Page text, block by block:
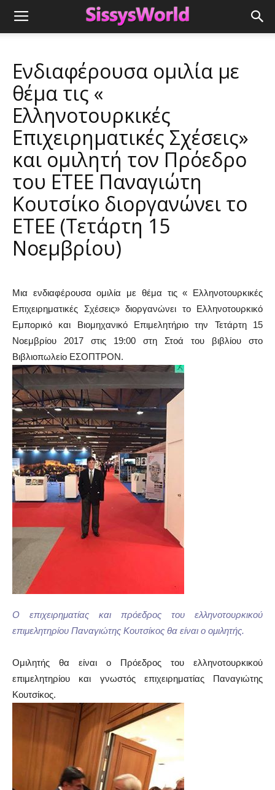
Ενδιαφέρουσα ομιλία με
θέμα τις «
Ελληνοτουρκικές
Επιχειρηματικές Σχέσεις»
και ομιλητή τον Πρόεδρο
του ΕΤΕΕ Παναγιώτη
Κουτσίκο διοργανώνει το
ΕΤΕΕ (Τετάρτη 15
Νοεμβρίου)
Μια ενδιαφέρουσα ομιλία με θέμα τις « Ελληνοτουρκικές
Επιχειρηματικές Σχέσεις» διοργανώνει το Ελληνοτουρκικό
Εμπορικό και Βιομηχανικό Επιμελητήριο την Τετάρτη 15
Νοεμβρίου 2017 στις 19:00 στη Στοά του βιβλίου στο
Βιβλιοπωλείο ΕΣΟΠΤΡΟΝ.
Ο επιχειρηματίας και πρόεδρος του ελληνοτουρκικού
επιμελητηρίου Παναγιώτης Κουτσίκος θα είναι ο ομιλητής.
Ομιλητής θα είναι ο Πρόεδρος του ελληνοτουρκικού
επιμελητηρίου και γνωστός επιχειρηματίας Παναγιώτης
Κουτσίκος.